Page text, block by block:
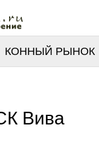
КОННЫЙ РЫНОК
Вива